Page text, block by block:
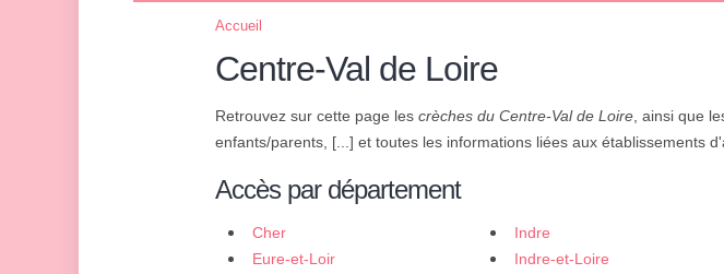
Accueil
Centre-Val de Loire
Retrouvez sur cette page les crèches du Centre-Val de Loire , ainsi que
enfants/parents, [...] et toutes les informations liées aux établissements
Accès par département
Cher
Eure-et-Loir
Indre
Indre-et-Loire